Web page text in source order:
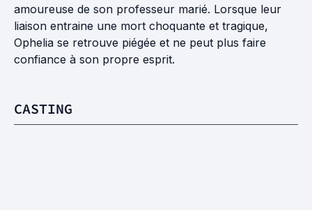
amoureuse de son professeur marié. Lorsque leur
liaison entraine une mort choquante et tragique,
Ophelia se retrouve piégée et ne peut plus faire
confiance à son propre esprit.
CASTING